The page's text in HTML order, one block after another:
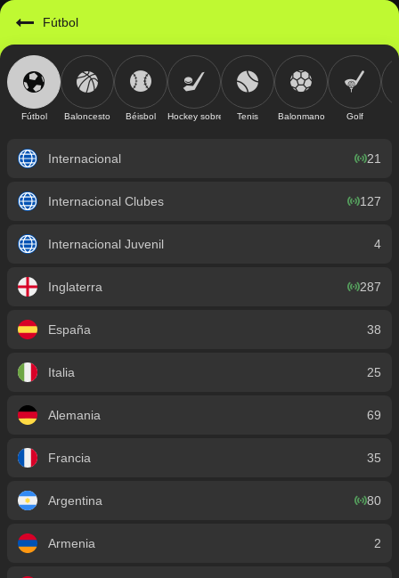
Fútbol
Fútbol Baloncesto Béisbol Hockey sobre hieloTenis Balonmano Golf
Internacional 21
Internacional Clubes 127
Internacional Juvenil 4
Inglaterra 287
España 38
Italia 25
Alemania 69
Francia 35
Argentina 80
Armenia 2
https://mobile.geniusbet.sv/sport/detail/futbol?id=1